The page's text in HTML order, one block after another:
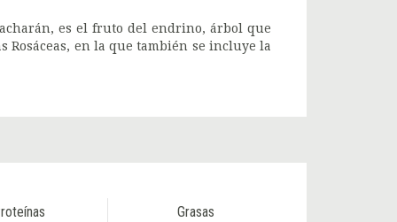
es el fruto del endrino, árbol que
en la que también se incluye la
Grasas